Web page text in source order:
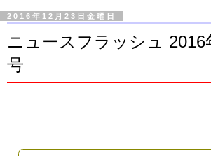
2016年12月23日金曜日
ニュースフラッシュ 2016
号